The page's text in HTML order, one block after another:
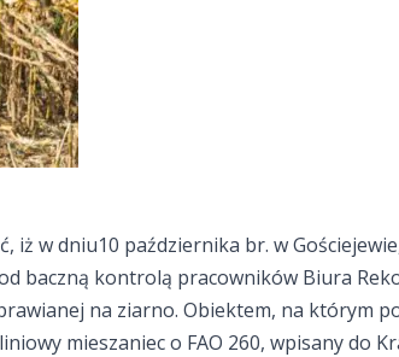
iż w dniu10 października br. w
baczną kontrolą pracowników Biura
na ziarno. Obiektem, na którym
mieszaniec o FAO 260, wpisany do